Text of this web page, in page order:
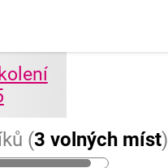
(3 volných míst)